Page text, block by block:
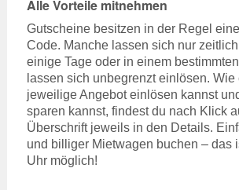
Alle Vorteile mitnehmen
Gutscheine besitzen in der Regel
Code. Manche lassen sich nur
einige Tage oder in einem
lassen sich unbegrenzt einlösen. Wie
jeweilige Angebot einlösen kannst
sparen kannst, findest du nach Klick
Überschrift jeweils in den Details.
und billiger Mietwagen buchen – das
Uhr möglich!